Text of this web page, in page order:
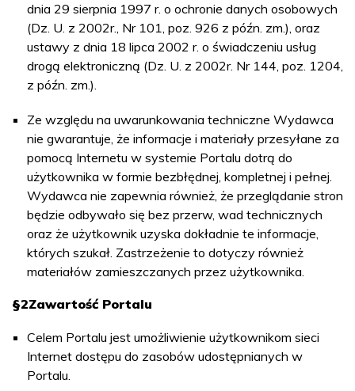
dnia 29 sierpnia 1997 r. o ochronie danych osobowych
(Dz. U. z 2002r., Nr 101, poz. 926 z późn. zm.), oraz
ustawy z dnia 18 lipca 2002 r. o świadczeniu usług
drogą elektroniczną (Dz. U. z 2002r. Nr 144, poz. 1204,
z późn. zm.).
Ze względu na uwarunkowania techniczne Wydawca
nie gwarantuje, że informacje i materiały przesyłane za
pomocą Internetu w systemie Portalu dotrą do
użytkownika w formie bezbłędnej, kompletnej i pełnej.
Wydawca nie zapewnia również, że przeglądanie stron
będzie odbywało się bez przerw, wad technicznych
oraz że użytkownik uzyska dokładnie te informacje,
których szukał. Zastrzeżenie to dotyczy również
materiałów zamieszczanych przez użytkownika.
§2Zawartość Portalu
Celem Portalu jest umożliwienie użytkownikom sieci
Internet dostępu do zasobów udostępnianych w
Portalu.